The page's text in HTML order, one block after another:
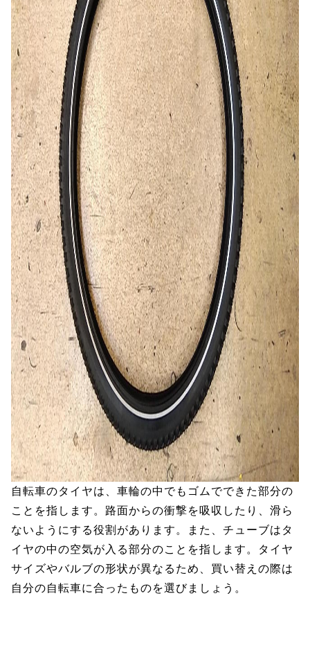
自転車のタイヤは、車輪の中でもゴムでできた部分の
ことを指します。路面からの衝撃を吸収したり、滑ら
ないようにする役割があります。また、チューブはタ
イヤの中の空気が入る部分のことを指します。タイヤ
サイズやバルブの形状が異なるため、買い替えの際は
自分の自転車に合ったものを選びましょう。